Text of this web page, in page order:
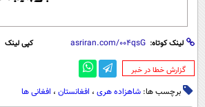
لینک کوتاه: کپی لینک
‌گزارش خطا در خبر
برچسب ها: شاهزاده هری ، افغانستان ، افغانی ها